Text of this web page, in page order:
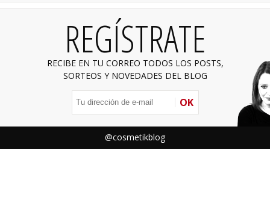
REGÍSTRATE
RECIBE EN TU CORREO TODOS LOS POSTS,
SORTEOS Y NOVEDADES DEL BLOG
OK
@cosmetikblog